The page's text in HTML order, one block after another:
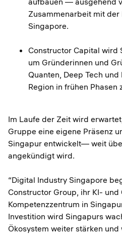
Zusammenarbeit mit
Singapore.
Constructor Capital wird
um Gründerinnen und
Quanten, Deep Tech
Region in frühen Phasen
Im Laufe der Zeit wird
Gruppe eine eigene Präsenz
Singapur entwickelt— weit
angekündigt wird.
“Digital Industry Singapore
Constructor Group, ihr KI- und
Kompetenzzentrum in
Investition wird Singapurs
Ökosystem weiter stärken